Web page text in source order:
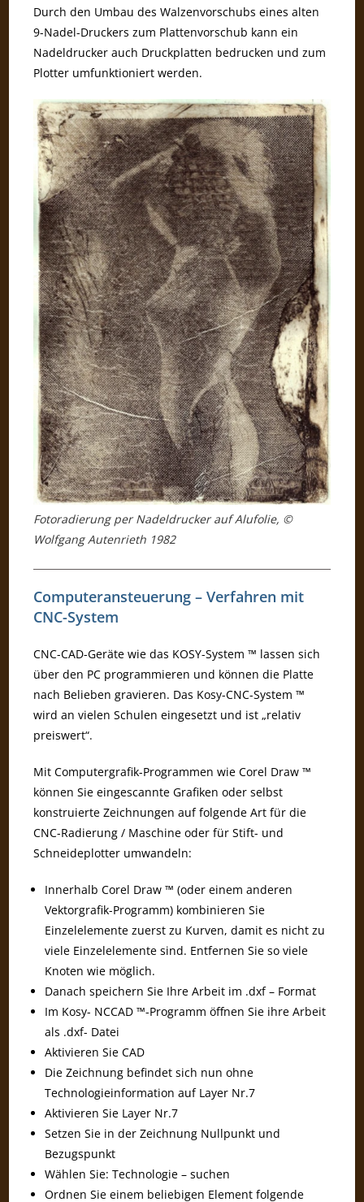
Durch den Umbau des Walzenvorschubs eines alten
9-Nadel-Druckers zum Plattenvorschub kann ein
Nadeldrucker auch Druckplatten bedrucken und zum
Plotter umfunktioniert werden.
Fotoradierung per Nadeldrucker auf Alufolie, ©
Wolfgang Autenrieth 1982
Computeransteuerung – Verfahren mit
CNC-System
CNC-CAD-Geräte wie das KOSY-System ™ lassen sich
über den PC programmieren und können die Platte
nach Belieben gravieren. Das Kosy-CNC-System ™
wird an vielen Schulen eingesetzt und ist „relativ
preiswert“.
Mit Computergrafik-Programmen wie Corel Draw ™
können Sie eingescannte Grafiken oder selbst
konstruierte Zeichnungen auf folgende Art für die
CNC-Radierung / Maschine oder für Stift- und
Schneideplotter umwandeln:
Innerhalb Corel Draw ™ (oder einem anderen
Vektorgrafik-Programm) kombinieren Sie
Einzelelemente zuerst zu Kurven, damit es nicht zu
viele Einzelelemente sind. Entfernen Sie so viele
Knoten wie möglich.
Danach speichern Sie Ihre Arbeit im .dxf – Format
Im Kosy- NCCAD ™-Programm öffnen Sie ihre Arbeit
als .dxf- Datei
Aktivieren Sie CAD
Die Zeichnung befindet sich nun ohne
Technologieinformation auf Layer Nr.7
Aktivieren Sie Layer Nr.7
Setzen Sie in der Zeichnung Nullpunkt und
Bezugspunkt
Wählen Sie: Technologie – suchen
Ordnen Sie einem beliebigen Element folgende